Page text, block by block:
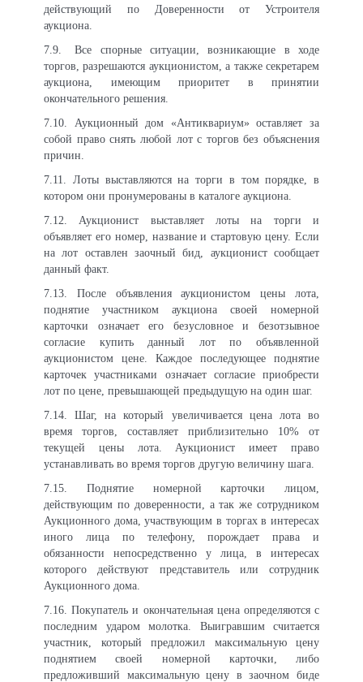
действующий по Доверенности от Устроителя
аукциона.
7.9.
Все спорные ситуации, возникающие в ходе
торгов, разрешаются аукционистом, а также секретарем
аукциона, имеющим приоритет в принятии
окончательного решения.
7.10. Аукционный дом «Антиквариум» оставляет за
собой право снять любой лот с торгов без объяснения
причин.
7.11. Лоты выставляются на торги в том порядке, в
котором они пронумерованы в каталоге аукциона.
7.12. Аукционист выставляет лоты на торги и
объявляет его номер, название и стартовую цену. Если
на лот оставлен заочный бид, аукционист сообщает
данный факт.
7.13. После объявления аукционистом цены лота,
поднятие участником аукциона своей номерной
карточки означает его безусловное и безотзывное
согласие купить данный лот по объявленной
аукционистом цене. Каждое последующее поднятие
карточек участниками означает согласие приобрести
лот по цене, превышающей предыдущую на один шаг.
7.14. Шаг, на который увеличивается цена лота во
время торгов, составляет приблизительно 10% от
текущей цены лота. Аукционист имеет право
устанавливать во время торгов другую величину шага.
7.15. Поднятие номерной карточки лицом,
действующим по доверенности, а так же сотрудником
Аукционного дома, участвующим в торгах в интересах
иного лица по телефону, порождает права и
обязанности непосредственно у лица, в интересах
которого действуют представитель или сотрудник
Аукционного дома.
7.16. Покупатель и окончательная цена определяются с
последним ударом молотка. Выигравшим считается
участник, который предложил максимальную цену
поднятием своей номерной карточки, либо
предложивший максимальную цену в заочном биде